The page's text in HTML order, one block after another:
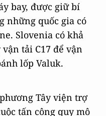
bay, được giữ bí
những quốc gia có
Slovenia có khả
tải C17 để vận
lốp Valuk.
Tây viện trợ
tấn công quy mô